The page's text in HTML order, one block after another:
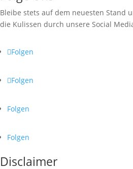
Bleibe stets auf dem neuesten Stand
die Kulissen durch unsere Social
Folgen
Folgen
Folgen
Folgen
Disclaimer